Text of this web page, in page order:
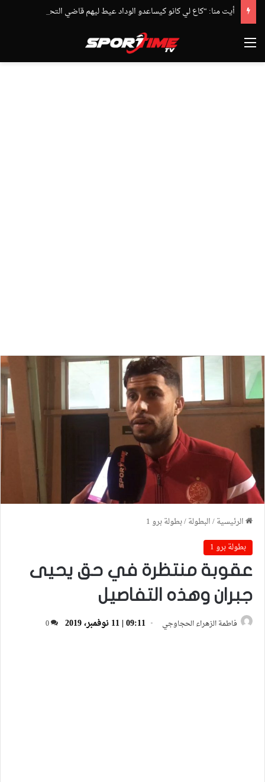
القائمة
الرئيسية/البطولة/بطولة برو 1
بطولة برو 1
عقوبة منتظرة في حق يحيى
جبران وهذه التفاصيل
فاطمة الزهراء الحجاوجي 09:11 | 11 نوفمبر، 2019 0